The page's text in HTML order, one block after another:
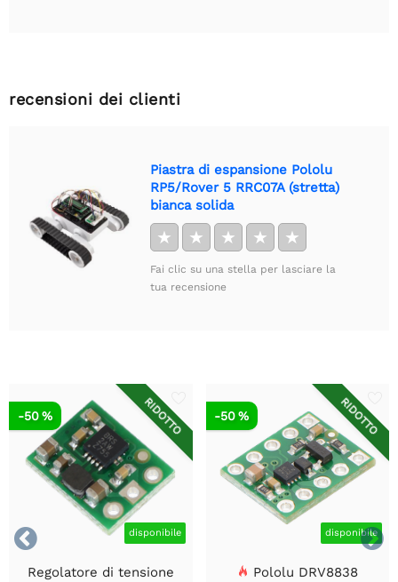
recensioni dei clienti
Piastra di espansione Pololu
RP5/Rover 5 RRC07A (stretta)
bianca solida
★ ★ ★ ★ ★
Fai clic su una stella per lasciare la
tua recensione


RIDOTTO
disponibile
-50 %
Regolatore di tensione
RIDOTTO
disponibile
-50 %
Pololu DRV8838